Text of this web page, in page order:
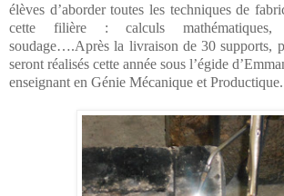
élèves d’aborder toutes les techniques de
cette filière : calculs mathématiques,
soudage….Après la livraison de 30 supports,
seront réalisés cette année sous l’égide
enseignant en Génie Mécanique et Productique.